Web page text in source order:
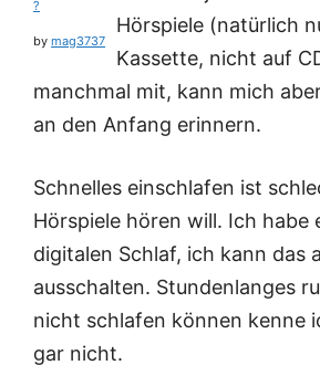
?
by mag3737
Hörspiele (natürlich
Kassette, nicht auf
manchmal mit, kann mich
an den Anfang erinnern.
Schnelles einschlafen ist
Hörspiele hören will. Ich habe
digitalen Schlaf, ich kann das
ausschalten. Stundenlanges
nicht schlafen können kenne
gar nicht.